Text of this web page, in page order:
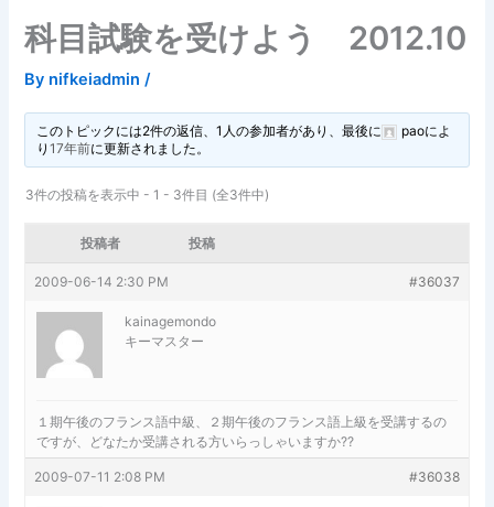
科目試験を受けよう 2012.10
By nifkeiadmin/
このトピックには2件の返信、1人の参加者があり、最後に paoによ
り 17年前に更新されました。
3件の投稿を表示中 - 1 - 3件目 (全3件中)
投稿者 投稿
2009-06-14 2:30 PM #36037
kainagemondo
キーマスター
１期午後のフランス語中級、２期午後のフランス語上級を受講するの
ですが、どなたか受講される方いらっしゃいますか??
2009-07-11 2:08 PM #36038